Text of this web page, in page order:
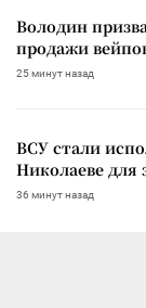
Володин
продажи
25 минут назад
ВСУ стали
Николаеве для
36 минут назад